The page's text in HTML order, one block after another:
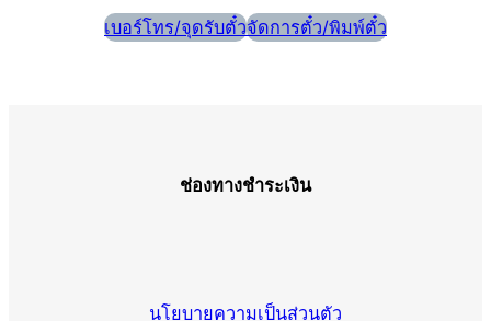
เบอร์โทร/จุดรับตั๋วจัดการตั๋ว/พิมพ์ตั๋ว
ช่องทางชำระเงิน
นโยบายความเป็นส่วนตัว